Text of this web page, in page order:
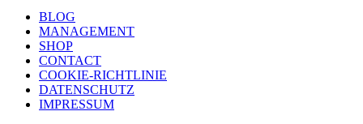
BLOG
MANAGEMENT
SHOP
CONTACT
COOKIE-RICHTLINIE
DATENSCHUTZ
IMPRESSUM